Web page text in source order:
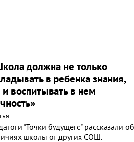
должна не только
в ребенка знания,
и воспитывать в нем
"Точки будущего" рассказали об
школы от других СОШ.